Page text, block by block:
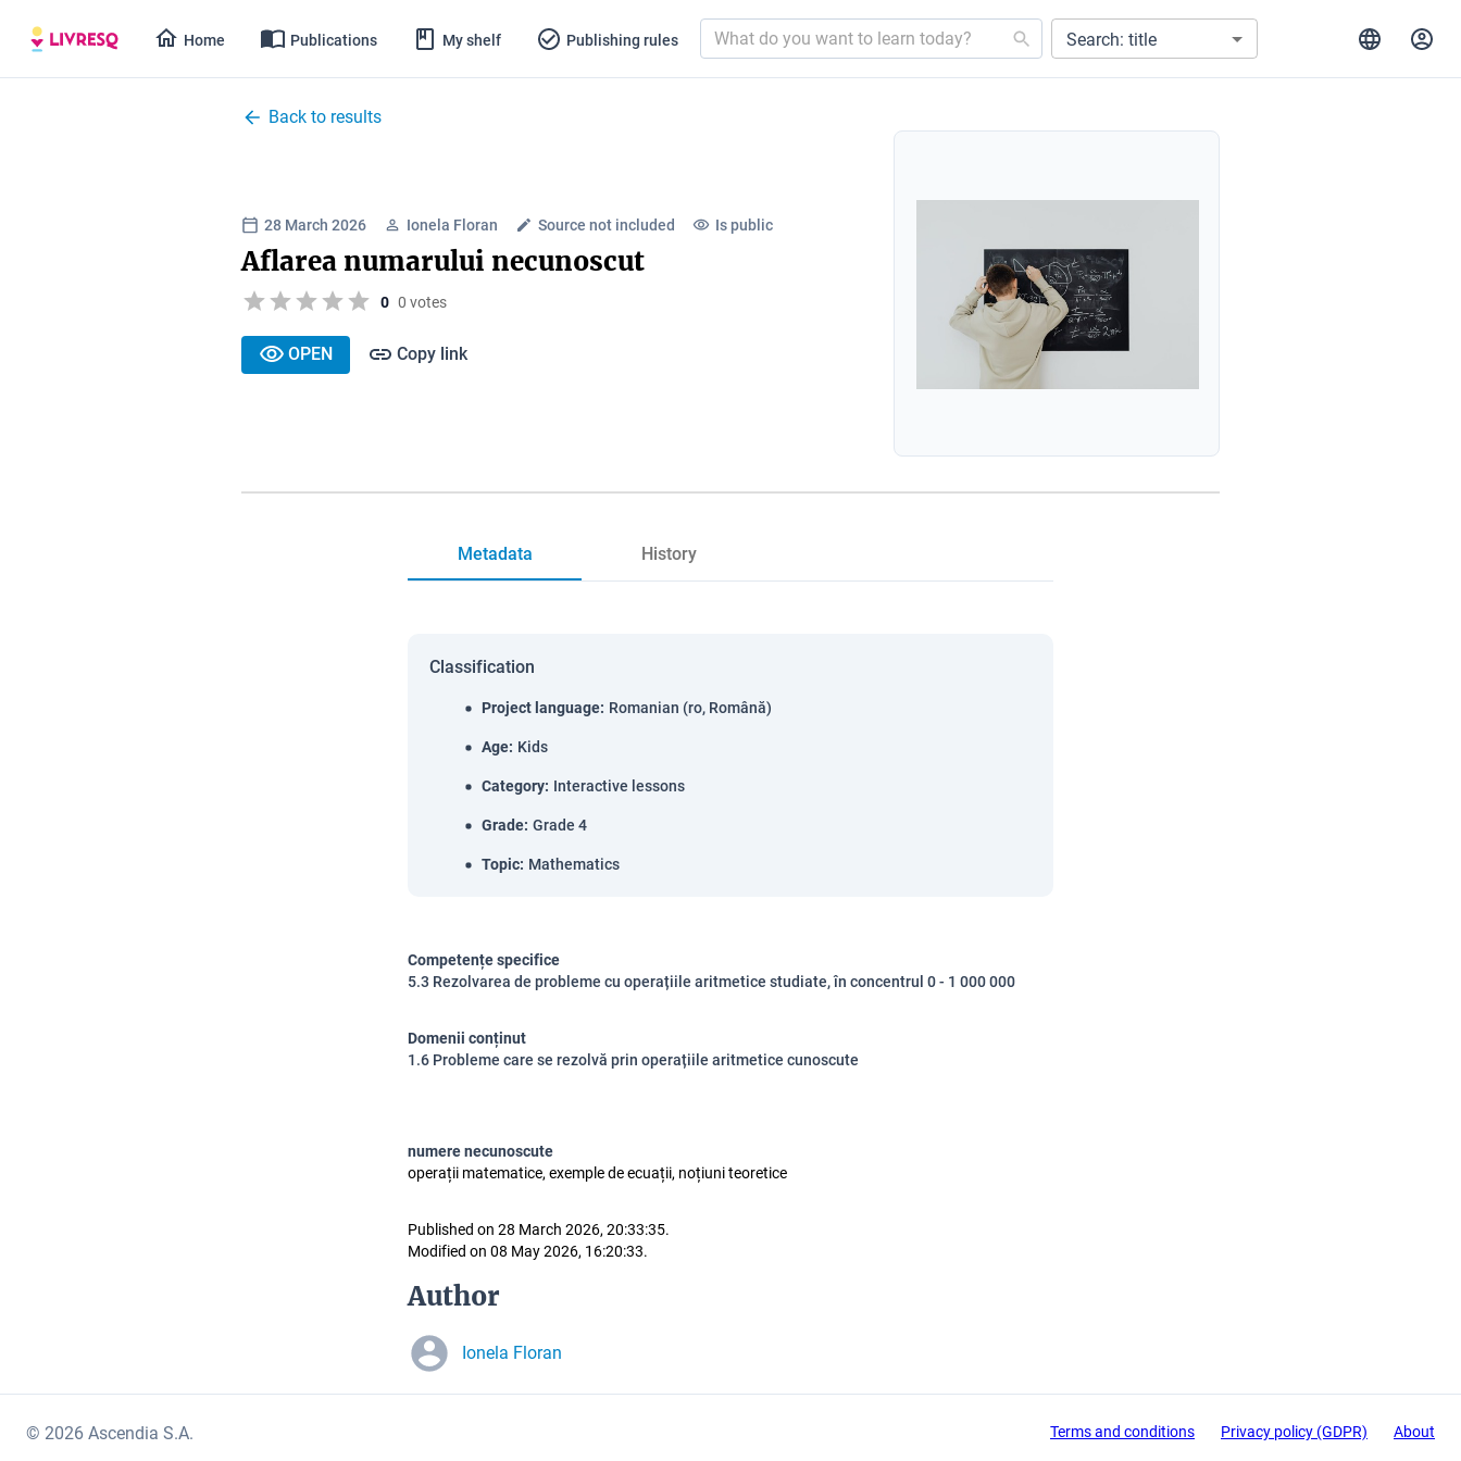
Home Publications My shelf Publishing rules Search: title
Back to results
28 March 2026 Ionela Floran Source not included Is public
Aflarea numarului necunoscut
0 0 votes
OPEN Copy link
Metadata History
Classification
Project language: Romanian (ro, Română)
Age: Kids
Category: Interactive lessons
Grade: Grade 4
Topic: Mathematics
Competențe specifice
5.3 Rezolvarea de probleme cu operațiile aritmetice studiate, în concentrul 0 - 1 000 000
Domenii conținut
1.6 Probleme care se rezolvă prin operațiile aritmetice cunoscute
numere necunoscute
operații matematice, exemple de ecuații, noțiuni teoretice
Published on 28 March 2026, 20:33:35.
Modified on 08 May 2026, 16:20:33.
Author
Ionela Floran
© 2026 Ascendia S.A. Terms and conditions Privacy policy (GDPR) About